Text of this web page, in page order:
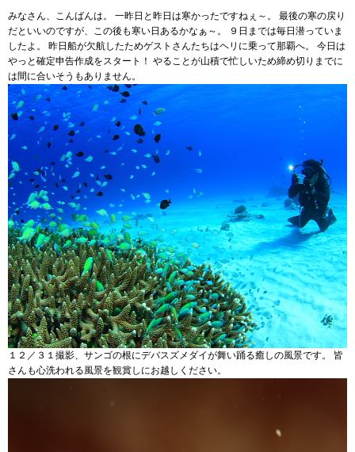
みなさん、こんばんは。 一昨日と昨日は寒かったですねぇ～。 最後の寒の戻り
だといいのですが、この後も寒い日あるかなぁ～。 ９日までは毎日潜っていま
したよ。 昨日船が欠航したためゲストさんたちはヘリに乗って那覇へ。 今日は
やっと確定申告作成をスタート！ やることが山積で忙しいため締め切りまでに
は間に合いそうもありません。
１２／３１撮影、サンゴの根にデバスズメダイが舞い踊る癒しの風景です。 皆
さんも心洗われる風景を観賞しにお越しください。